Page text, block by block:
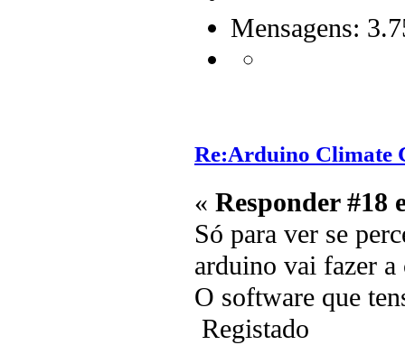
Mensagens:
Re:Arduino Climate
« Responder #18
Só para ver se
arduino vai fazer a
O software que
Registado